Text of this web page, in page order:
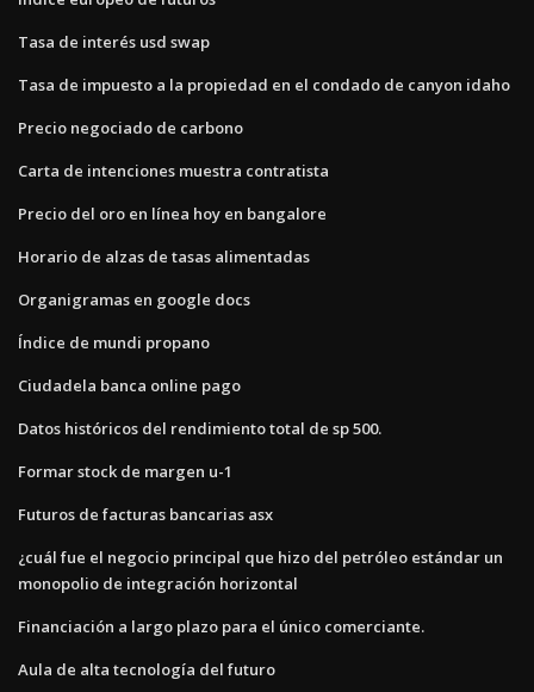
Tasa de interés usd swap
Tasa de impuesto a la propiedad en el condado de canyon idaho
Precio negociado de carbono
Carta de intenciones muestra contratista
Precio del oro en línea hoy en bangalore
Horario de alzas de tasas alimentadas
Organigramas en google docs
Índice de mundi propano
Ciudadela banca online pago
Datos históricos del rendimiento total de sp 500.
Formar stock de margen u-1
Futuros de facturas bancarias asx
¿cuál fue el negocio principal que hizo del petróleo estándar un
monopolio de integración horizontal
Financiación a largo plazo para el único comerciante.
Aula de alta tecnología del futuro